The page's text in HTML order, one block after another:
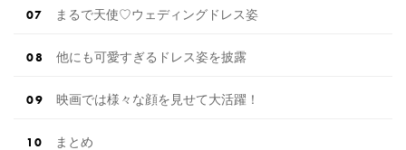
まるで天使♡ウェディングドレス姿
他にも可愛すぎるドレス姿を披露
映画では様々な顔を見せて大活躍！
まとめ